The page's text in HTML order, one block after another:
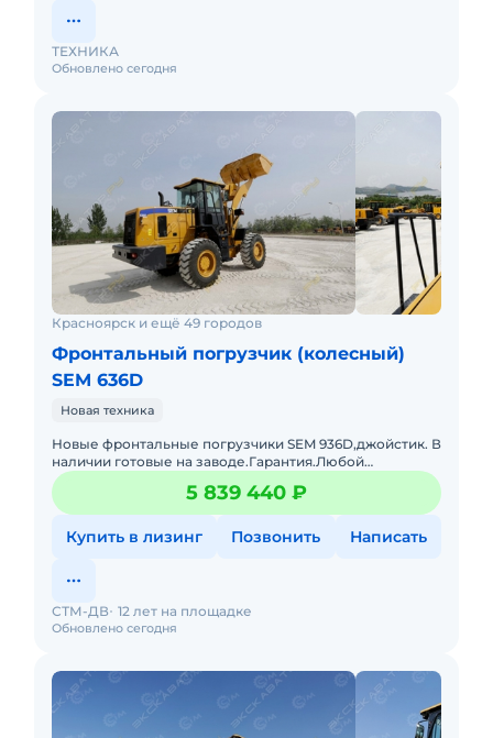
Обновлено сегодня
ТЕХНИКА
Красноярск и ещё 49 городов
Фронтальный погрузчик (колесный)
SEM 636D
Новая техника
Новые фронтальные погрузчики SEM 936D,джойстик. В
наличии готовые на заводе.Гарантия.Любой
лизинг.Доставка. Трансмиссия: Планетарная,
гидромеханическая Колесна
5 839 440 ₽
Купить в лизинг Позвонить Написать
Обновлено сегодня
СТМ-ДВ 12 лет на площадке